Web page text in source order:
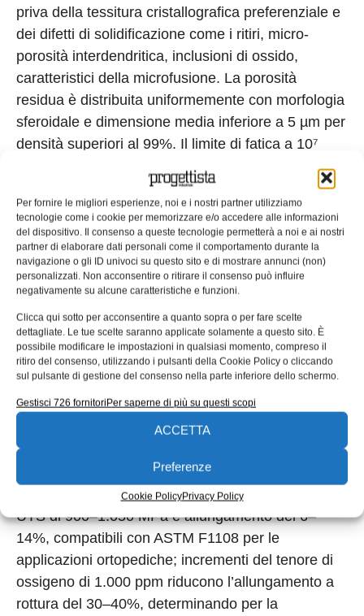
Per fornire le migliori esperienze, noi e i nostri partner utilizziamo
tecnologie come i cookie per memorizzare e/o accedere alle informazioni
del dispositivo. Il consenso a queste tecnologie permetterà a noi e ai nostri
partner di elaborare dati personali come il comportamento durante la
navigazione o gli ID univoci su questo sito e di mostrare annunci (non)
personalizzati. Non acconsentire o ritirare il consenso può influire
negativamente su alcune caratteristiche e funzioni.
Clicca qui sotto per acconsentire a quanto sopra o per fare scelte
dettagliate. Le tue scelte saranno applicate solamente a questo sito. È
possibile modificare le impostazioni in qualsiasi momento, compreso il
ritiro del consenso, utilizzando i pulsanti della Cookie Policy o cliccando
sul pulsante di gestione del consenso nella parte inferiore dello schermo.
Gestisci 726 fornitoriPer saperne di più su questi scopi
ACCETTA
Preferenze
Cookie PolicyPrivacy Policy
priva della tessitura cristallografica preferenziale e
dei difetti di solidificazione come i ritiri, micro-
porosità interdendritica, inclusioni di ossido,
caratteristici della microfusione. La porosità
residua è distribuita uniformemente con morfologia
sferoidale e dimensione media inferiore a 5 µm per
densità superiori al 99%. Il limite di fatica a 10⁷
in funzione della durezza e della dimensione dei
difetti superficiali, si attesta tra 200 e 280 MPa per
campioni sinterizzati senza trattamento
superficiale, migliorabile del 15–30% mediante
burattatura o electropolishing. Il 17-4 PH, invece,
nella condizione H900 raggiunge UTS di 900–
1.100 MPa con durezza HRC 36–40, ma richiede
atmosfere di H₂ puro o vuoto spinto (pressione
residua < 10⁻⁴ mbar) per evitare la precipitazione
di nitruri di cromo. Il Ti-6Al-4V sinterizzato in argon
o vuoto raggiunge densità relative del 97–99% con
UTS di 900–1.050 MPa e allungamento del 6–
14%, compatibili con ASTM F1108 per le
applicazioni ortopediche; incrementi del tenore di
ossigeno di 1.000 ppm riducono l’allungamento a
rottura del 30–40%, determinando per la